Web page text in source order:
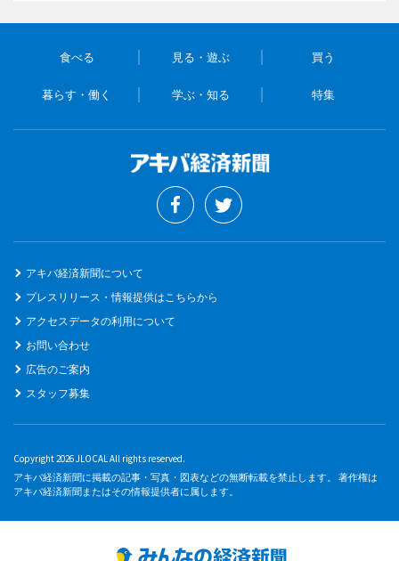
食べる 見る・遊ぶ 買う
暮らす・働く 学ぶ・知る 特集
アキバ経済新聞について
プレスリリース・情報提供はこちらから
アクセスデータの利用について
お問い合わせ
広告のご案内
スタッフ募集
Copyright 2026 JLOCAL All rights reserved.
アキバ経済新聞に掲載の記事・写真・図表などの無断転載を禁止します。 著作権は
アキバ経済新聞またはその情報提供者に属します。